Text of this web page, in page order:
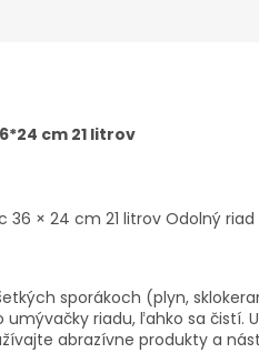
cm 21 litrov
36 × 24 cm 21 litrov Odolný
sporákoch (plyn,
umývačky riadu, ľahko sa
abrazívne produkty a